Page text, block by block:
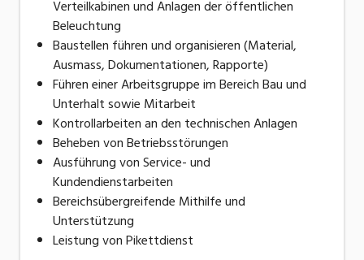
Verteilkabinen und Anlagen der öffentlichen
Beleuchtung
Baustellen führen und organisieren (Material,
Ausmass, Dokumentationen, Rapporte)
Führen einer Arbeitsgruppe im Bereich Bau und
Unterhalt sowie Mitarbeit
Kontrollarbeiten an den technischen Anlagen
Beheben von Betriebsstörungen
Ausführung von Service- und
Kundendienstarbeiten
Bereichsübergreifende Mithilfe und
Unterstützung
Leistung von Pikettdienst